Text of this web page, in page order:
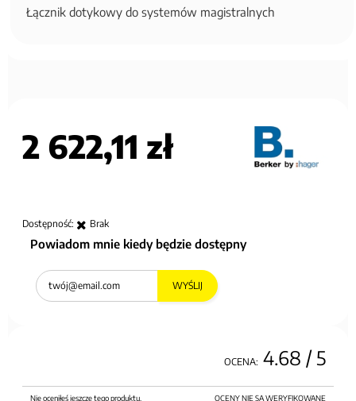
Łącznik dotykowy do systemów magistralnych
2 622,11 zł
Dostępność: Brak
Powiadom mnie kiedy będzie dostępny
WYŚLIJ
OCENA: 4.68 / 5
OCENY NIE SĄ WERYFIKOWANE
Nie oceniłeś jeszcze tego produktu.